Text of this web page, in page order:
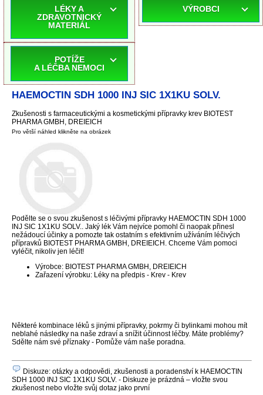
LÉKY A
ZDRAVOTNICKÝ
MATERIÁL
POTÍŽE
A LÉČBA NEMOCI
VÝROBCI
HAEMOCTIN SDH 1000 INJ SIC 1X1KU SOLV.
Zkušenosti s farmaceutickými a kosmetickými přípravky krev BIOTEST
PHARMA GMBH, DREIEICH
Pro větší náhled klikněte na obrázek
Podělte se o svou zkušenost s léčivými přípravky HAEMOCTIN SDH 1000
INJ SIC 1X1KU SOLV.. Jaký lék Vám nejvíce pomohl či naopak přinesl
nežádoucí účinky a pomozte tak ostatním s efektivním užíváním léčivých
přípravků BIOTEST PHARMA GMBH, DREIEICH. Chceme Vám pomoci
vyléčit, nikoliv jen léčit!
Výrobce: BIOTEST PHARMA GMBH, DREIEICH
Zařazení výrobku: Léky na předpis - Krev - Krev
Některé kombinace léků s jinými přípravky, pokrmy či bylinkami mohou mít
neblahé následky na naše zdraví a snížit účinnost léčby. Máte problémy?
Sdělte nám své příznaky - Pomůže vám naše poradna.
Diskuze: otázky a odpovědi, zkušenosti a poradenství k HAEMOCTIN
SDH 1000 INJ SIC 1X1KU SOLV. - Diskuze je prázdná – vložte svou
zkušenost nebo vložte svůj dotaz jako první